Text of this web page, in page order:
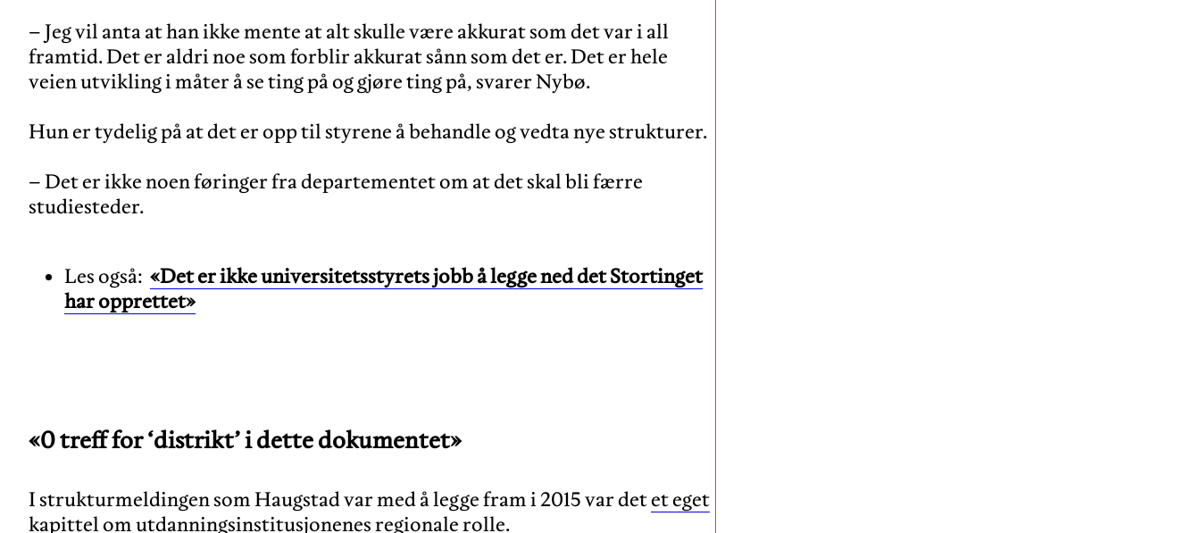
– Jeg vil anta at han ikke mente at alt skulle være akkurat som det var i all
framtid. Det er aldri noe som forblir akkurat sånn som det er. Det er hele
veien utvikling i måter å se ting på og gjøre ting på, svarer Nybø.
Hun er tydelig på at det er opp til styrene å behandle og vedta nye strukturer.
– Det er ikke noen føringer fra departementet om at det skal bli færre
Les også: «Det er ikke universitetsstyrets jobb å legge ned det Stortinget
har opprettet»
«0 treff for ‘distrikt’ i dette dokumentet»
I strukturmeldingen som Haugstad var med å legge fram i 2015 var detet eget
kapittelom utdanningsinstitusjonenes regionale rolle.